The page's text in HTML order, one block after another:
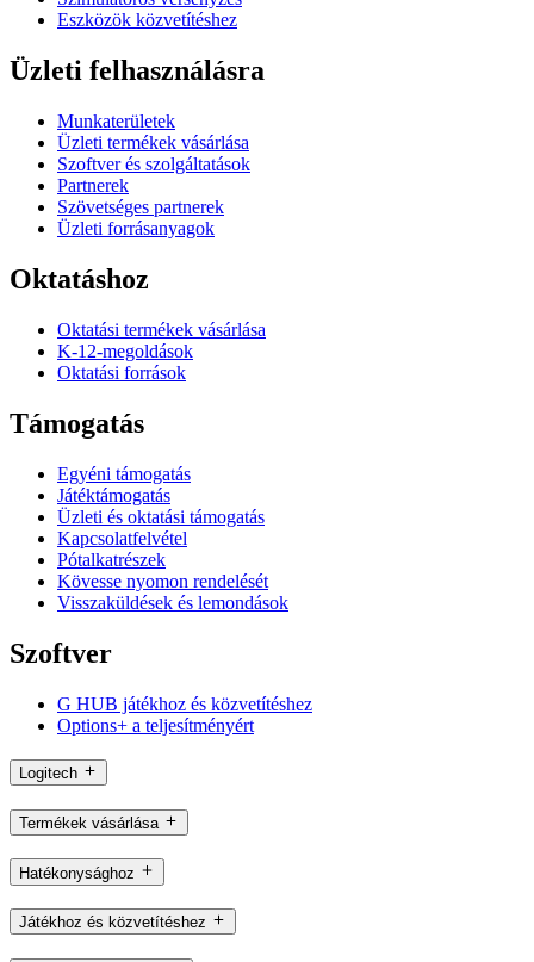
Eszközök közvetítéshez
Üzleti felhasználásra
Munkaterületek
Üzleti termékek vásárlása
Szoftver és szolgáltatások
Partnerek
Szövetséges partnerek
Üzleti forrásanyagok
Oktatáshoz
Oktatási termékek vásárlása
K-12-megoldások
Oktatási források
Támogatás
Egyéni támogatás
Játéktámogatás
Üzleti és oktatási támogatás
Kapcsolatfelvétel
Pótalkatrészek
Kövesse nyomon rendelését
Visszaküldések és lemondások
Szoftver
G HUB játékhoz és közvetítéshez
Options+ a teljesítményért
Logitech
Termékek vásárlása
Hatékonysághoz
Játékhoz és közvetítéshez